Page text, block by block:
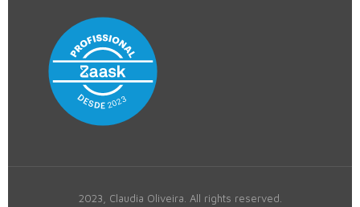
2023, Claudia Oliveira. All rights reserved.